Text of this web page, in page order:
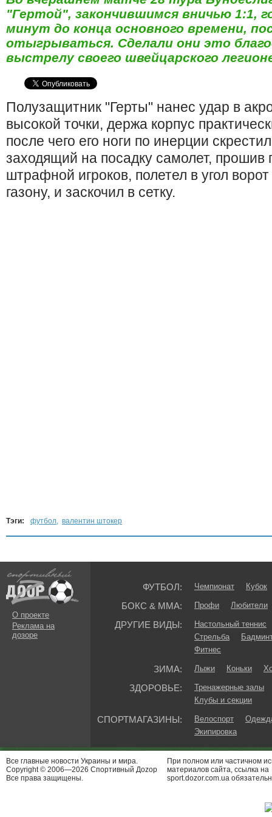
"Гертой", закончившимся вничью 1:1,
минут до конца основного времени,
отыгрываться. Сделали они это
выстрелу своего швейцарского
Полузащитник "Герты" нанес удар в
высокой точки, держа корпус
после чего его ноги по инерции
заходящий на посадку самолет, прошив
штрафной игроков, полетел в угол
газону, и заскочил в сетку.
Тэги: футбол, валентин штокер
О проекте
Реклама на
дозоре
ФУТБОЛ: Чемпионат Кубок
БОКС & ММА: Профи Любители
ДРУГИЕ ВИДЫ:
Настольный теннис
Стрельба
Фитнес
ЗИМА: Лыжи Коньки
ЗДОРОВЬЕ:
Тренажерные залы
Клубы и секции
СПОРТМАГАЗИНЫ: Велоспорт
Экипировка
Все главные новости Украины и мира.
Copyright © 2006—2026 Спортивный Доzор
Все права защищены.
При полном или частичном
материалов сайта, ссылка на
sport.dozor.com.ua